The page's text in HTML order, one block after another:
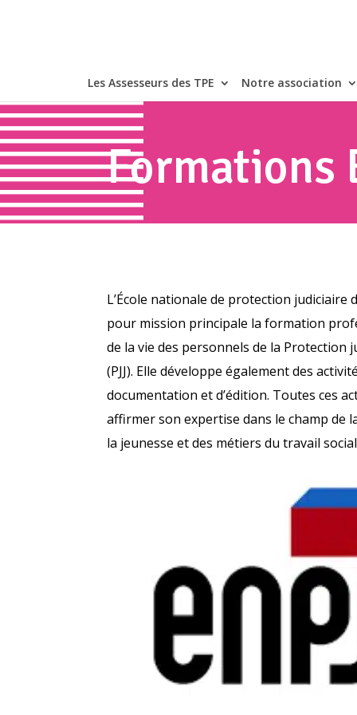
Les Assesseurs des TPE Notre association
Formations
L’École nationale de protection judiciaire
pour mission principale la formation
de la vie des personnels de la Protection
(PJJ). Elle développe également des
documentation et d’édition. Toutes ces
affirmer son expertise dans le champ de
la jeunesse et des métiers du travail